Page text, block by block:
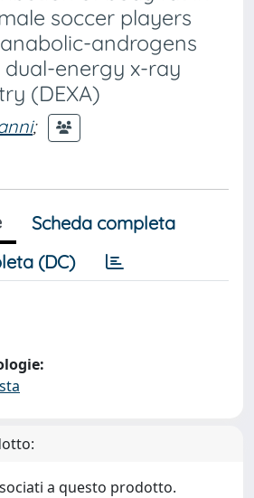
soccer players
androgens
energy x-ray
(DEXA)
;
Scheda completa
(DC)
a questo prodotto.